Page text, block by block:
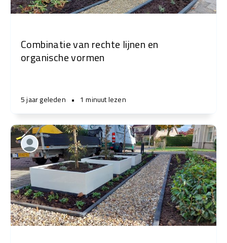
Combinatie van rechte lijnen en
organische vormen
5 jaar geleden • 1 minuut lezen